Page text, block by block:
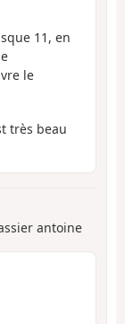
11, en
le
très beau
antoine